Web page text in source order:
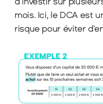
mois. Ici, le DCA est
risque pour éviter